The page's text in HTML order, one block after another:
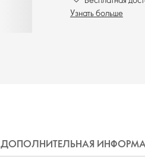
Узнать больше
ДОПОЛНИТЕЛЬНАЯ